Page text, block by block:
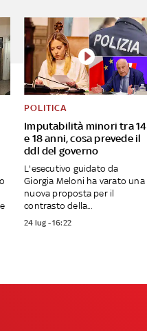
Imputabilità minori tra 14
e 18 anni, cosa prevede il
ddl del governo
POLITICA
L'esecutivo guidato da
Giorgia Meloni ha varato una
nuova proposta per il
contrasto della...
24 lug - 16:22